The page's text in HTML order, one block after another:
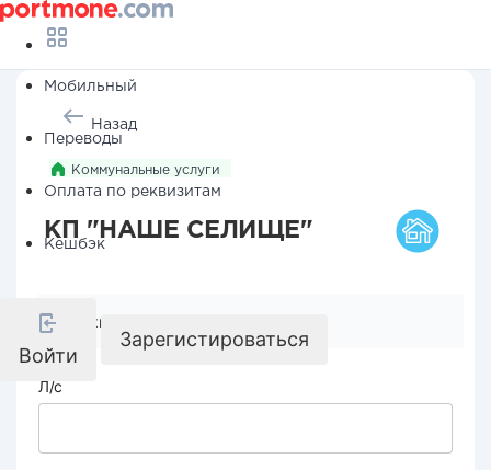
Мобильный
Переводы
Оплата по реквизитам
Кешбэк
Войти
Зарегистироваться
Назад
Коммунальные услуги
КП "НАШЕ СЕЛИЩЕ"
Реквизиты компании
Л/с